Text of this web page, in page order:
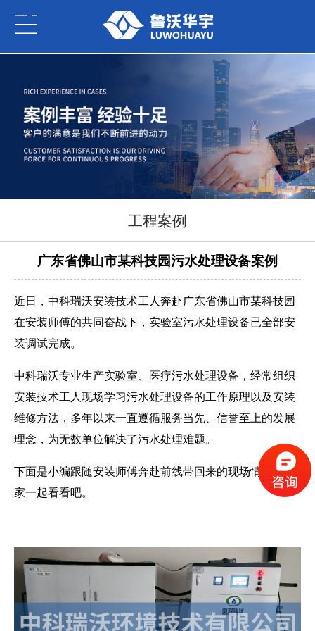
工程案例
广东省佛山市某科技园污水处理设备案例
近日，中科瑞沃安装技术工人奔赴广东省佛山市某科技园
在安装师傅的共同奋战下，实验室污水处理设备已全部安
装调试完成。
中科瑞沃专业生产实验室、医疗污水处理设备，经常组织
安装技术工人现场学习污水处理设备的工作原理以及安装
维修方法，多年以来一直遵循服务当先、信誉至上的发展
理念，为无数单位解决了污水处理难题。
下面是小编跟随安装师傅奔赴前线带回来的现场情况，大
家一起看看吧。